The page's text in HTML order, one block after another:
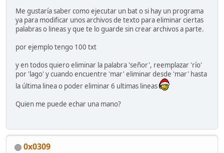
Me gustaría saber como ejecutar un bat o si hay un programa
ya para modificar unos archivos de texto para eliminar ciertas
palabras o lineas y que te lo guarde sin crear archivos a parte.
por ejemplo tengo 100 txt
y en todos quiero eliminar la palabra 'señor', reemplazar 'río'
por 'lago' y cuando encuentre 'mar' eliminar desde 'mar' hasta
la última linea o poder eliminar 6 ultimas lineas
Quien me puede echar una mano?
0x0309